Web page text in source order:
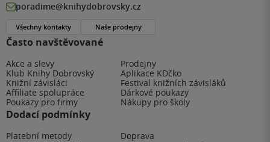
Často navštěvované
Akce a slevy
Prodejny
Klub Knihy Dobrovský
Aplikace KDčko
Knižní závisláci
Festival knižních závisláků
Affiliate spolupráce
Dárkové poukazy
Poukazy pro firmy
Nákupy pro školy
Dodací podmínky
Platební metody
Doprava
poradime@knihydobrovsky.cz
Všechny kontakty Naše prodejny